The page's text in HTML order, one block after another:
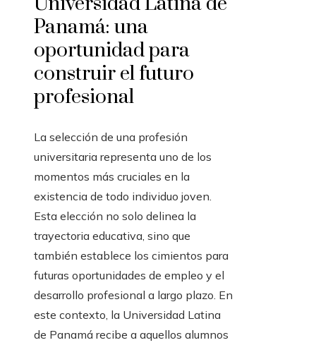
Panamá: una
oportunidad para
construir el futuro
profesional
La selección de una profesión
universitaria representa uno de los
momentos más cruciales en la
existencia de todo individuo joven.
Esta elección no solo delinea la
trayectoria educativa, sino que
también establece los cimientos para
futuras oportunidades de empleo y el
desarrollo profesional a largo plazo. En
este contexto, la Universidad Latina
de Panamá recibe a aquellos alumnos